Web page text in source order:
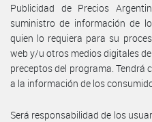
Publicidad de Precios
suministro de información de
quien lo requiera para su
web y/u otros medios digitales
preceptos del programa. Tendrá
a la información de los
Será responsabilidad de los